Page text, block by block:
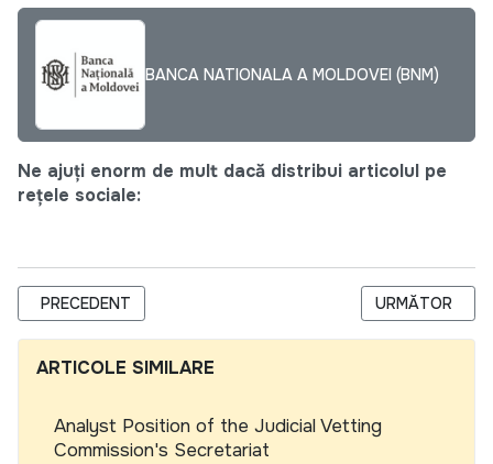
BANCA NATIONALA A MOLDOVEI (BNM)
Ne ajuți enorm de mult dacă distribui articolul pe
rețele sociale:
ARTICOL PRECEDENT: NATIONAL LEGAL AND REGULATORY
PRECEDENT ARTICOLUL
URMĂTOR
ARTICOLE SIMILARE
Analyst Position of the Judicial Vetting
Commission's Secretariat